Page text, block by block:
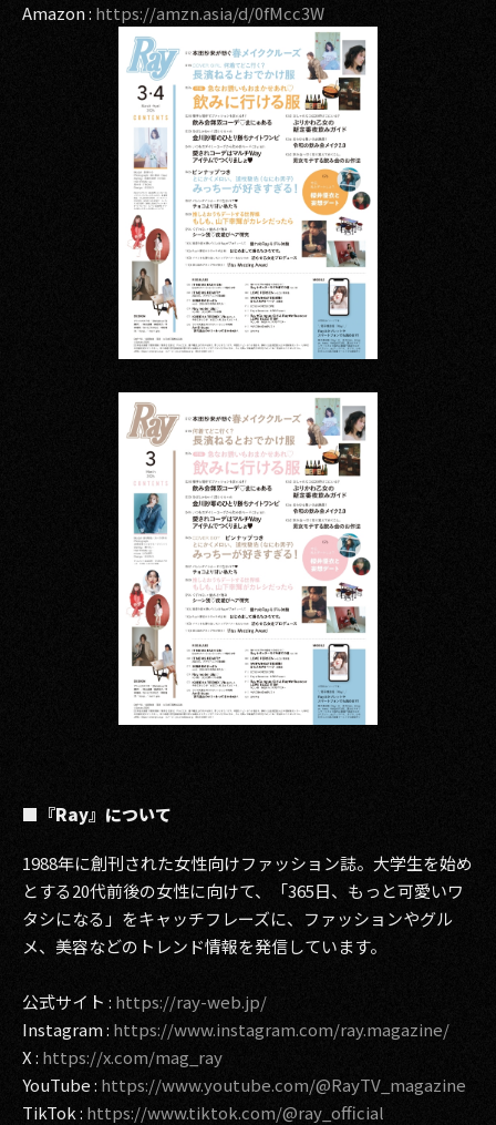
Amazon : https://amzn.asia/d/0fMcc3W
■『Ray』について
1988年に創刊された女性向けファッション誌。大学生を始め
とする20代前後の女性に向けて、「365日、もっと可愛いワ
タシになる」をキャッチフレーズに、ファッションやグル
メ、美容などのトレンド情報を発信しています。
公式サイト : https://ray-web.jp/
Instagram : https://www.instagram.com/ray.magazine/
X : https://x.com/mag_ray
YouTube : https://www.youtube.com/@RayTV_magazine
TikTok : https://www.tiktok.com/@ray_official